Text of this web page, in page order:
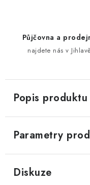
Půjčovna a
najdete nás v
Popis produktu
Parametry
Diskuze